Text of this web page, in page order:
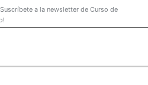
a la newsletter de Curso de